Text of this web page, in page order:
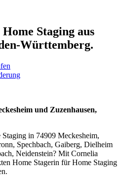
Staging aus
Württemberg.
und Zuzenhausen,
in 74909 Meckesheim,
Spechbach, Gaiberg, Dielheim
Neidenstein? Mit Cornelia
Home Stagerin für Home Staging